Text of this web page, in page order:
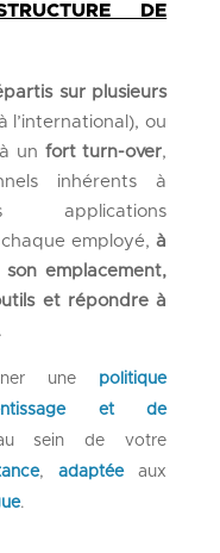
DE
sur plusieurs
l’international),ou
un fort turn-over,
inhérents
à
chaque employé,à
emplacement,
et répondre à
.
une politique
et de
sein de votre
,adaptéeaux
.